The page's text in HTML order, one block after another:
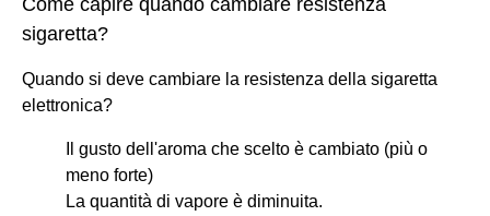
sigaretta?
Quando si deve cambiare la resistenza della sigaretta
elettronica?
Il gusto dell'aroma che scelto è cambiato (più o
meno forte)
La quantità di vapore è diminuita.